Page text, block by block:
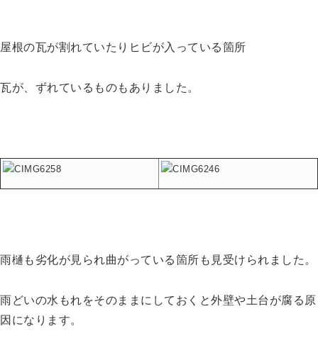
屋根の瓦が割れていたりヒビが入っている箇所
瓦が、 ずれているものもありました。
雨樋も劣化が見られ曲がっている箇所も見受けられました。
雨どいの水もれをそのままにしておくと外壁や土台が腐る原
因になります。